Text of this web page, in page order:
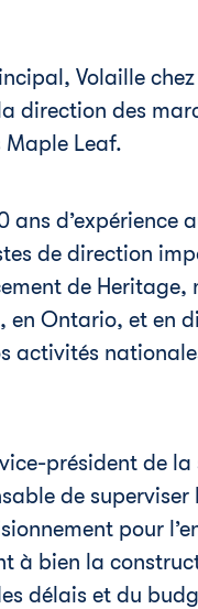
Volaille
direction des
Leaf.
ans d’expérience
de direction
de Heritage,
en Ontario, et en
activités
président de
de superviser
pour
à bien la
délais et du